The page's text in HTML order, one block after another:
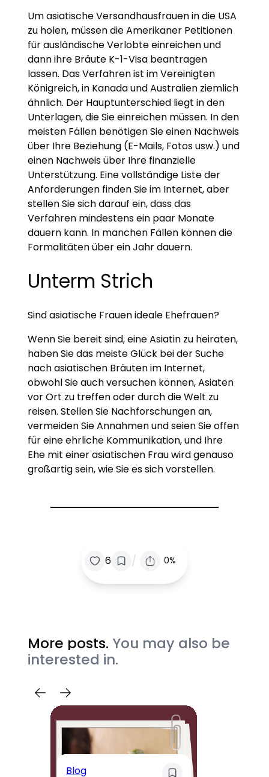
Um asiatische Versandhausfrauen in die USA
zu holen, müssen die Amerikaner Petitionen
für ausländische Verlobte einreichen und
dann ihre Bräute K-1-Visa beantragen
lassen. Das Verfahren ist im Vereinigten
Königreich, in Kanada und Australien ziemlich
ähnlich. Der Hauptunterschied liegt in den
Unterlagen, die Sie einreichen müssen. In den
meisten Fällen benötigen Sie einen Nachweis
über Ihre Beziehung (E-Mails, Fotos usw.) und
einen Nachweis über Ihre finanzielle
Unterstützung. Eine vollständige Liste der
Anforderungen finden Sie im Internet, aber
stellen Sie sich darauf ein, dass das
Verfahren mindestens ein paar Monate
dauern kann. In manchen Fällen können die
Formalitäten über ein Jahr dauern.
Unterm Strich
Sind asiatische Frauen ideale Ehefrauen?
Wenn Sie bereit sind, eine Asiatin zu heiraten,
haben Sie das meiste Glück bei der Suche
nach asiatischen Bräuten im Internet,
obwohl Sie auch versuchen können, Asiaten
vor Ort zu treffen oder durch die Welt zu
reisen. Stellen Sie Nachforschungen an,
vermeiden Sie Annahmen und seien Sie offen
für eine ehrliche Kommunikation, und Ihre
Ehe mit einer asiatischen Frau wird genauso
großartig sein, wie Sie es sich vorstellen.
6 / 0%
More posts. You may also be
interested in.
Blog